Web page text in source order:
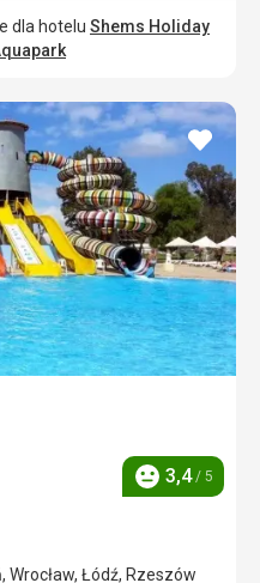
dla hotelu Shems Holiday
Ocena
3,4/ 5
dodaj
Wrocław, Łódź, Rzeszów